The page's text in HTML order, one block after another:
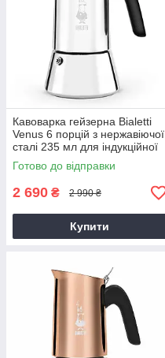
Кавоварка гейзерна Bialetti
Venus 6 порцій з нержавіючої
сталі 235 мл для індукційної
плити побутова
Готово до відправки
2 690 ₴ 2 990 ₴
Купити